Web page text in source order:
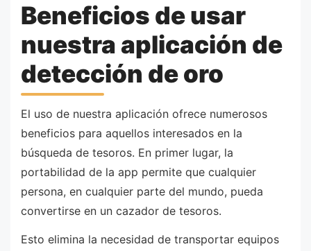
Beneficios de usar
nuestra aplicación de
detección de oro
El uso de nuestra aplicación ofrece numerosos
beneficios para aquellos interesados en la
búsqueda de tesoros. En primer lugar, la
portabilidad de la app permite que cualquier
persona, en cualquier parte del mundo, pueda
convertirse en un cazador de tesoros.
Esto elimina la necesidad de transportar equipos